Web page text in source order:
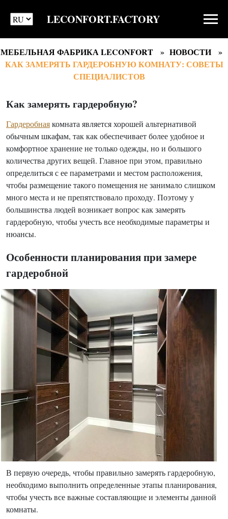
LECONFORT.FACTORY
МЕБЕЛЬНАЯ ФАБРИКА LECONFORT
НОВОСТИ
КАК ЗАМЕРЯТЬ ГАРДЕРОБНУЮ КОМНАТУ: СОВЕТЫ
СПЕЦИАЛИСТОВ
Как замерять гардеробную?
Гардеробнаякомната является хорошей альтернативой
обычным шкафам, так как обеспечивает более удобное и
комфортное хранение не только одежды, но и большого
количества других вещей. Главное при этом, правильно
определиться с ее параметрами и местом расположения,
чтобы размещение такого помещения не занимало слишком
много места и не препятствовало проходу. Поэтому у
большинства людей возникает вопрос как замерять
гардеробную, чтобы учесть все необходимые параметры и
нюансы.
Особенности планирования при замере
гардеробной
В первую очередь, чтобы правильно замерять гардеробную,
необходимо выполнить определенные этапы планирования,
чтобы учесть все важные составляющие и элементы данной
комнаты.